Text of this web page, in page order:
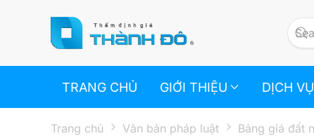
Skip to main content
TRANG CHỦ GIỚI THIỆU DỊCH
Trang chủ Văn bản pháp luật Bảng giá đất